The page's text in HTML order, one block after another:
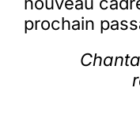
prochain